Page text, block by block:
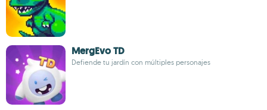
MergEvo TD
Defiende tu jardín con múltiples personajes